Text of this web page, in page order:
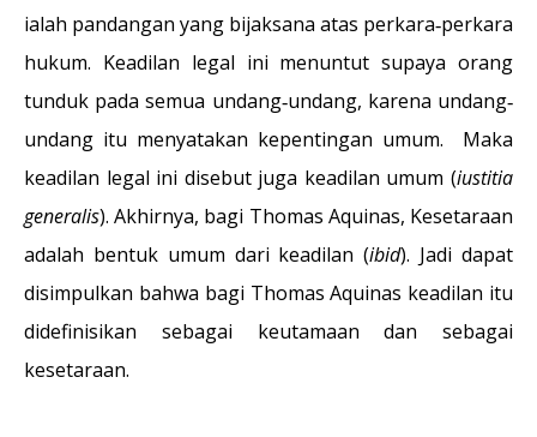
ialah pandangan yang bijaksana atas perkara‐perkara
hukum. Keadilan legal ini menuntut supaya orang
tunduk pada semua undang‐undang, karena undang‐
undang itu menyatakan kepentingan umum. Maka
keadilan legal ini disebut juga keadilan umum (iustitia
generalis). Akhirnya, bagi Thomas Aquinas, Kesetaraan
adalah bentuk umum dari keadilan (ibid). Jadi dapat
disimpulkan bahwa bagi Thomas Aquinas keadilan itu
didefinisikan sebagai keutamaan dan sebagai
kesetaraan.